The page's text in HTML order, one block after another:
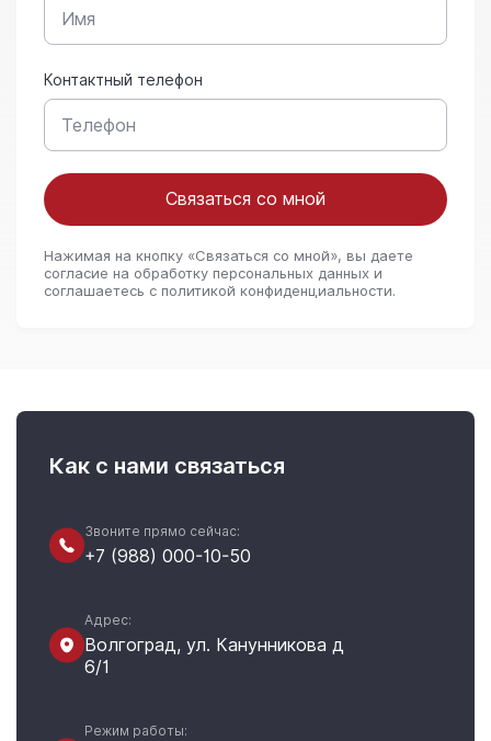
Контактный телефон
Связаться со мной
Нажимая на кнопку «Связаться со мной», вы даете
согласие на обработку персональных данных и
соглашаетесь c политикой конфиденциальности.
Как с нами связаться
Звоните прямо сейчас:
+7 (988) 000-10-50
Адрес:
Волгоград, ул. Канунникова д
6/1
Режим работы: